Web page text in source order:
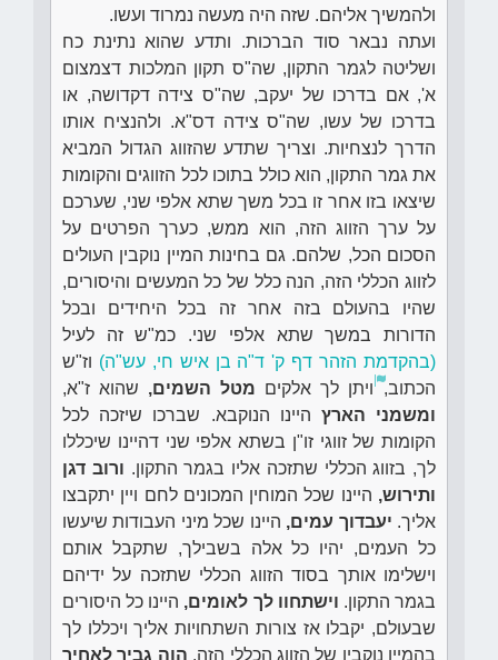
ולהמשיך אליהם. שזה היה מעשה נמרוד ועשו.
ועתה נבאר סוד הברכות. ותדע שהוא נתינת כח
ושליטה לגמר התקון, שה"ס תקון המלכות דצמצום
א', אם בדרכו של יעקב, שה"ס צידה דקדושה, או
בדרכו של עשו, שה"ס צידה דס"א. ולהנציח אותו
הדרך לנצחיות. וצריך שתדע שהזווג הגדול המביא
את גמר התקון, הוא כולל בתוכו לכל הזווגים והקומות
שיצאו בזו אחר זו בכל משך שתא אלפי שני, שערכם
על ערך הזווג הזה, הוא ממש, כערך הפרטים על
הסכום הכל, שלהם. גם בחינות המיין נוקבין העולים
לזווג הכללי הזה, הנה כלל של כל המעשים והיסורים,
שהיו בהעולם בזה אחר זה בכל היחידים ובכל
הדורות במשך שתא אלפי שני. כמ"ש זה לעיל
(בהקדמת הזהר דף ק' ד"ה בן איש חי, עש"ה) וז"ש
הכתוב,ויתן לך אלקים מטל השמים, שהוא ז"א,
ומשמני הארץ היינו הנוקבא. שברכו שיזכה לכל
הקומות של זווגי זו"ן בשתא אלפי שני דהיינו שיכללו
לך, בזווג הכללי שתזכה אליו בגמר התקון. ורוב דגן
ותירוש, היינו שכל המוחין המכונים לחם ויין יתקבצו
אליך. יעבדוך עמים, היינו שכל מיני העבודות שיעשו
כל העמים, יהיו כל אלה בשבילך, שתקבל אותם
וישלימו אותך בסוד הזווג הכללי שתזכה על ידיהם
בגמר התקון. וישתחוו לך לאומים, היינו כל היסורים
שבעולם, יקבלו אז צורות השתחויות אליך ויכללו לך
בהמיין נוקבין של הזווג הכללי הזה. הוה גביר לאחיך